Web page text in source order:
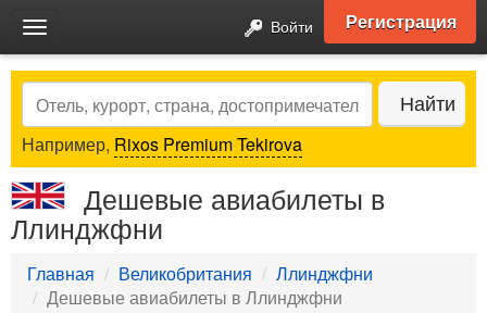
Toggle
navigation
Войти Регистрация
Search Найти
Например, Rixos Premium Tekirova
Дешевые авиабилеты в
Ллинджфни
Главная Великобритания
Ллинджфни
Дешевые авиабилеты в Ллинджфни